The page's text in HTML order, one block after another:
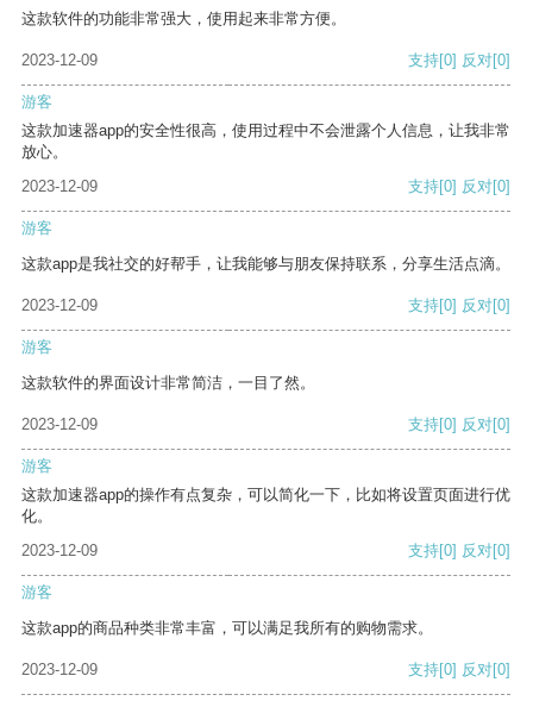
这款软件的功能非常强大，使用起来非常方便。
2023-12-09 支持[0] 反对[0]
游客
这款加速器app的安全性很高，使用过程中不会泄露个人信息，让我非常
放心。
2023-12-09
支持[0] 反对[0]
游客
这款app是我社交的好帮手，让我能够与朋友保持联系，分享生活点滴。
2023-12-09 支持[0] 反对[0]
游客
这款软件的界面设计非常简洁，一目了然。
2023-12-09 支持[0] 反对[0]
游客
这款加速器app的操作有点复杂，可以简化一下，比如将设置页面进行优
化。
2023-12-09
支持[0] 反对[0]
游客
这款app的商品种类非常丰富，可以满足我所有的购物需求。
2023-12-09 支持[0] 反对[0]